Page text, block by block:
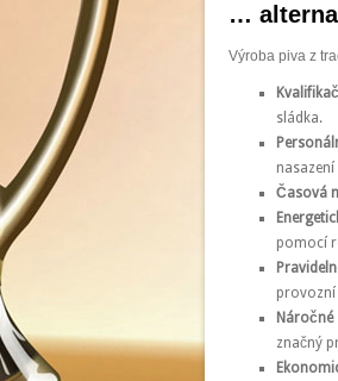
…
Výroba piva z
sládka.
Časová
pomocí
provozní
Náročné
značný